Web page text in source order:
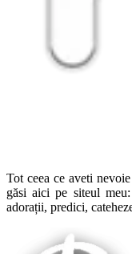
Tot ceea ce aveti
găsi aici pe siteul
adorații, predici,